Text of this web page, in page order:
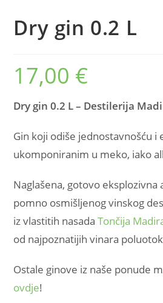
Dry gin 0.2 L
17,00 €
Dry gin 0.2 L – Destilerija
Gin koji odiše jednostavnošću i
ukomponiranim u meko, iako
Naglašena, gotovo
pomno osmišljenog vinskog
iz vlastitih nasadaTončija
od najpoznatijih vinara
Ostale ginove iz naše ponude
ovdje!